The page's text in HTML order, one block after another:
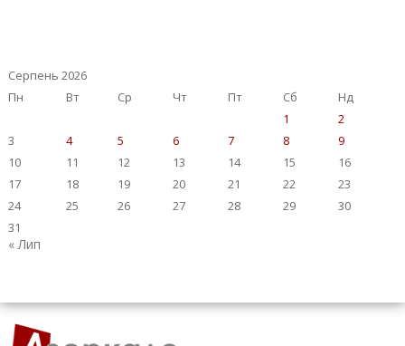
Серпень 2026
Пн
Вт Ср Чт Пт Сб
Нд
1
2
3
4 5 6 7 8
9
10
11 12 13 14 15
16
17
18 19 20 21 22
23
24
25 26 27 28 29
30
31
« Лип